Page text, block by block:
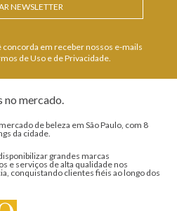
NEWSLETTER
concorda em receber nossos e-mails
de Uso e de Privacidade.
no mercado.
de beleza em São Paulo, com 8
da cidade.
grandes marcas
e serviços de alta qualidade nos
conquistando clientes fiéis ao longo dos